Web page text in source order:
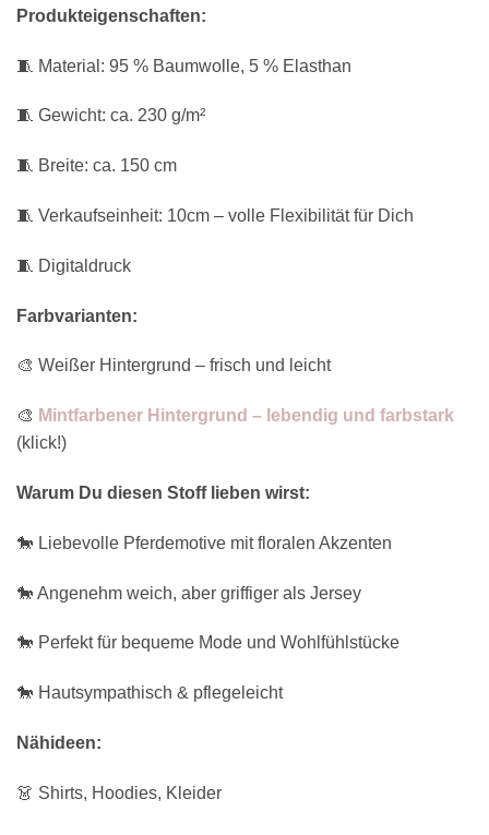
Produkteigenschaften:
🧵 Material: 95 % Baumwolle, 5 % Elasthan
🧵 Gewicht: ca. 230 g/m²
🧵 Breite: ca. 150 cm
🧵 Verkaufseinheit: 10cm – volle Flexibilität für Dich
🧵 Digitaldruck
Farbvarianten:
🎨 Weißer Hintergrund – frisch und leicht
🎨 Mintfarbener Hintergrund – lebendig und farbstark
(klick!)
Warum Du diesen Stoff lieben wirst:
🐎 Liebevolle Pferdemotive mit floralen Akzenten
🐎 Angenehm weich, aber griffiger als Jersey
🐎 Perfekt für bequeme Mode und Wohlfühlstücke
🐎 Hautsympathisch & pflegeleicht
Nähideen:
👗 Shirts, Hoodies, Kleider